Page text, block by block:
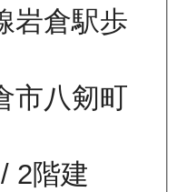
岩倉駅歩
市八剱町
/ 2階建